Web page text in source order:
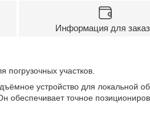
Информация для
участков.
устройство для локальной
обеспечивает точное